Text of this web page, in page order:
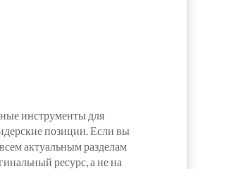
инструменты для
позиции. Если вы
актуальным разделам
ресурс, а не на